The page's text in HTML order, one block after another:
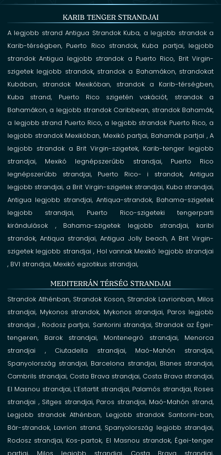
KARIB TENGER STRANDJAI
A legjobb strand Antigua Strandok Kuba, a legjobb strandok a
Karib-térségben, Puerto Rico strandok, Kuba partjai, legjobb
strandok Antigua legjobb strandok a Puerto Rico, Brit Virgin-
szigetek legjobb strandok, strandok a Bahamákon, strandokat
Kubában, strandok Mexikóban, strandok a Karib-térségben,
Kuba strand, Puerto Rico szigetén vakációt, strandok a
Bahamákon, a legjobb strandok Caribbean, strandok Bahamák,
a legjobb strand Puerto Rico, a legjobb strandok Puerto Rico, a
legjobb strandok Mexikóban, Mexikó partjai, Bahamák partjai , A
legjobb strandok a Brit Virgin-szigetek, Karib-tenger legjobb
strandjai, Mexikó legnépszerűbb strandjai, Puerto Rico
legnépszerűbb strandjai, Puerto Rico- i strandok, Antigua
legjobb strandjai, a Brit Virgin-szigetek strandjai, Kuba strandjai,
Antigua legjobb strandjai, Antiqua-strandok, Bahama-szigetek
legjobb strandjai, Puerto Rico-szigeteki tengerparti
kirándulások , Bahama-szigetek legjobb strandjai, karibi
strandok,Antiqua strandjai,Antigua Jolly beach, A Brit Virgin-
szigetek legjobb strandjai, Hol vannak Mexikó legjobb strandjai
, BVI strandjai, Mexikó egzotikus strandjai,
MEDITERRÁN TÉRSÉG STRANDJAI
Strandok Athénban, Strandok Koson, Strandok Lavrionban, Milos
strandjai, Mykonos strandok, Mykonos strandjai, Paros legjobb
strandjai, Rodosz partjai, Santorini strandjai, Strandok az Égei-
tengeren, Barok strandjai, Montenegró strandjai, Menorca
strandjai , Ciutadella strandjai, Maó-Mahón strandjai,
Spanyolország strandjai, Barcelona strandjai, Blanes strandjai,
Cambrils strandjai, Costa Brava strandjai, Costa Brava strandjai,
El Masnou strandjai, L’Estartit strandjai, Palamós strandjai, Roses
strandjai , Sitges strandjai, Paros strandjai, Maó-Mahón strand,
Legjobb strandok Athénban, Legjobb strandok Santorini-ban,
Bár-strandok, Lavrion strand, Spanyolország legjobb strandjai,
Rodosz strandjai, Kos-partok, El Masnou strandok, Égei-tenger